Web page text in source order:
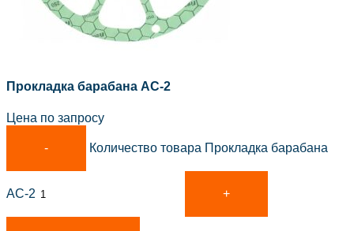
Прокладка барабана АС-2
Цена по запросу
Количество товара Прокладка барабана
АС-2